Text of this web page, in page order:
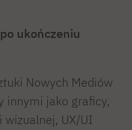
ukończeniu
Nowych Mediów
innymi jako graficy,
UX/UI